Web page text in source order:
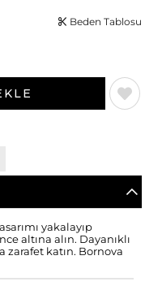
Beden Tablosu
yakalayıp
altına alın. Dayanıklı
zarafet katın. Bornova